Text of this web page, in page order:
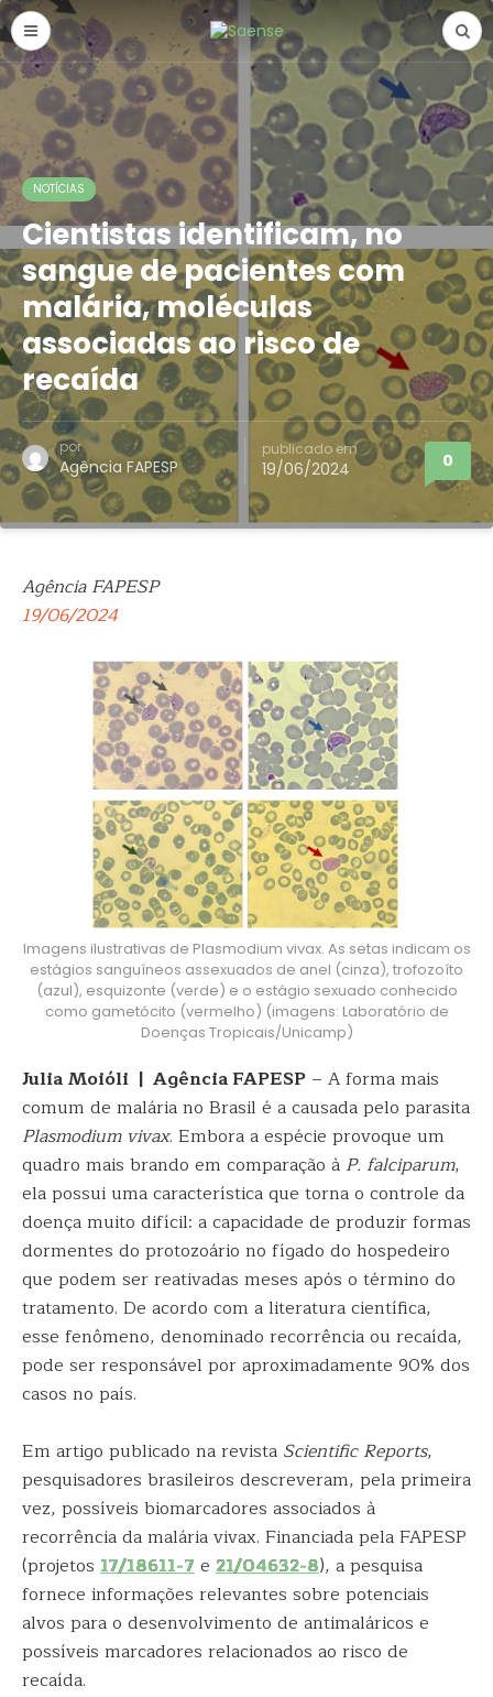
NOTÍCIAS
Cientistas identificam, no
sangue de pacientes com
malária, moléculas
associadas ao risco de
recaída
por
Agência FAPESP
publicado em
19/06/2024 0
Agência FAPESP
19/06/2024
Imagens ilustrativas de Plasmodium vivax. As setas indicam os
estágios sanguíneos assexuados de anel (cinza), trofozoíto
(azul), esquizonte (verde) e o estágio sexuado conhecido
como gametócito (vermelho) (imagens: Laboratório de
Doenças Tropicais/Unicamp)
Julia Moióli | Agência FAPESP – A forma mais
comum de malária no Brasil é a causada pelo parasita
Plasmodium vivax. Embora a espécie provoque um
quadro mais brando em comparação à P. falciparum,
ela possui uma característica que torna o controle da
doença muito difícil: a capacidade de produzir formas
dormentes do protozoário no fígado do hospedeiro
que podem ser reativadas meses após o término do
tratamento. De acordo com a literatura científica,
esse fenômeno, denominado recorrência ou recaída,
pode ser responsável por aproximadamente 90% dos
casos no país.
Em artigo publicado na revista Scientific Reports,
pesquisadores brasileiros descreveram, pela primeira
vez, possíveis biomarcadores associados à
recorrência da malária vivax. Financiada pela FAPESP
(projetos 17/18611-7e 21/04632-8), a pesquisa
fornece informações relevantes sobre potenciais
alvos para o desenvolvimento de antimaláricos e
possíveis marcadores relacionados ao risco de
recaída.